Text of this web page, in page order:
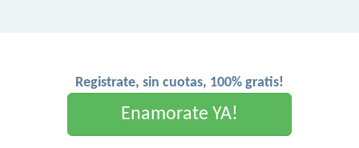
Registrate, sin cuotas, 100% gratis!
Enamorate YA!